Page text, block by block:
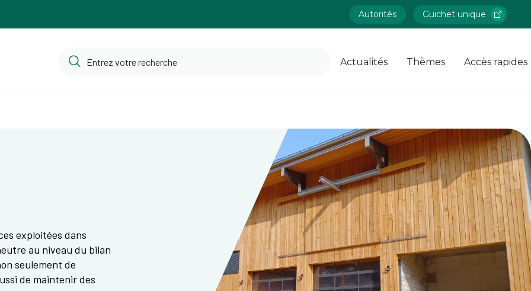
Autorités Guichet unique
Actualités Thèmes Accès rapides
exploitées dans
au niveau du bilan
seulement de
de maintenir des